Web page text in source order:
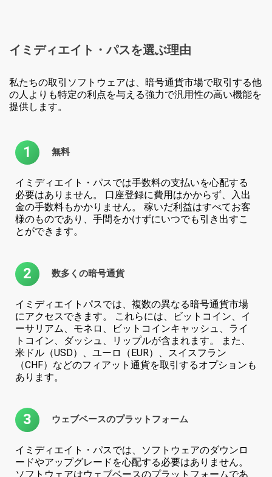
イミディエイト・パスを選ぶ理由
私たちの取引ソフトウェアは、暗号通貨市場で取引する他
の人よりも特定の利点を与える強力で汎用性の高い機能を
提供します。
1 無料
イミディエイト・パスでは手数料の支払いを心配する
必要はありません。 口座登録に費用はかからず、入出
金の手数料もかかりません。 稼いだ利益はすべてお客
様のものであり、手間をかけずにいつでも引き出すこ
とができます。
2 数多くの暗号通貨
イミディエイトパスでは、複数の異なる暗号通貨市場
にアクセスできます。 これらには、ビットコイン、イ
ーサリアム、モネロ、ビットコインキャッシュ、ライ
トコイン、ダッシュ、リップルが含まれます。 また、
米ドル（USD）、ユーロ（EUR）、スイスフラン
（CHF）などのフィアット通貨を取引するオプションも
あります。
3 ウェブベースのプラットフォーム
イミディエイト・パスでは、ソフトウェアのダウンロ
ードやアップグレードを心配する必要はありません。
ソフトウェアはウェブベースのプラットフォームであ